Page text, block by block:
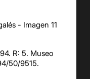
R: 5. Museo
50/9515.